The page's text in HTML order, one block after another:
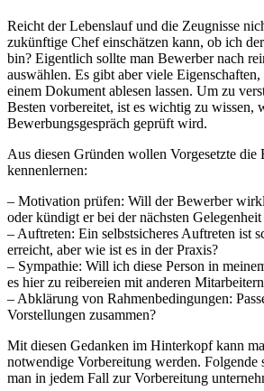
Reicht der Lebenslauf und die Zeugnisse
zukünftige Chef einschätzen kann, ob ich
bin? Eigentlich sollte man Bewerber nach
auswählen. Es gibt aber viele
einem Dokument ablesen lassen. Um zu
Besten vorbereitet, ist es wichtig zu wissen,
Bewerbungsgespräch geprüft wird.
Aus diesen Gründen wollen Vorgesetzte die
kennenlernen:
– Motivation prüfen: Will der Bewerber
oder kündigt er bei der nächsten
– Auftreten: Ein selbstsicheres Auftreten ist
erreicht, aber wie ist es in der Praxis?
– Sympathie: Will ich diese Person in
es hier zu reibereien mit anderen
– Abklärung von Rahmenbedingungen:
Vorstellungen zusammen?
Mit diesen Gedanken im Hinterkopf kann
notwendige Vorbereitung werden. Folgende
man in jedem Fall zur Vorbereitung